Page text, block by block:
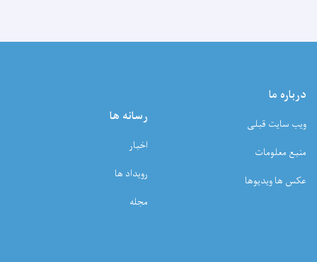
درباره ما
ویب سایت قبلی
منبع معلومات
عکس ها ویدیوها
رسانه ها
اخبار
رویداد ها
مجله